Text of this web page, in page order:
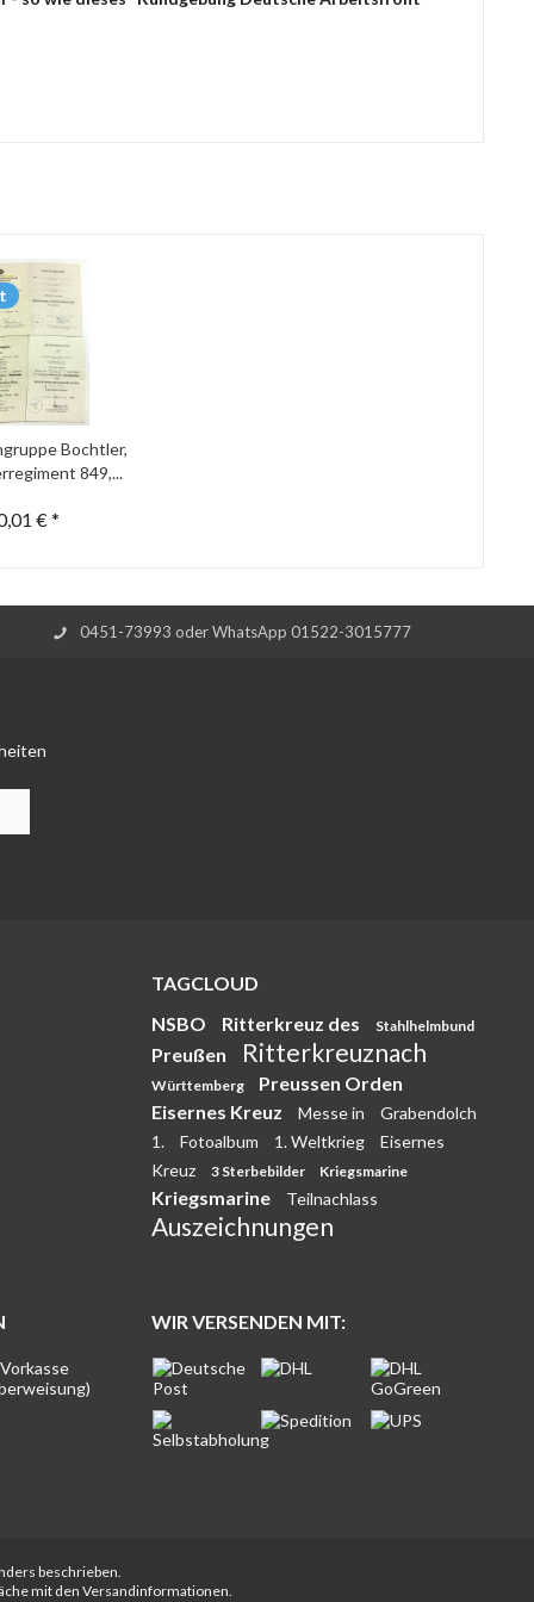
Bochtler,
849,...
€ *
0451-73993 oder WhatsApp 01522-3015777
TAGCLOUD
NSBO
Ritterkreuz des Stahlhelmbund
Preußen Ritterkreuznach
Württemberg
Preussen Orden
Eisernes Kreuz
Messe in
Grabendolch
1.
Fotoalbum 1. Weltkrieg
Eisernes
Kreuz
3 Sterbebilder Kriegsmarine
Kriegsmarine Teilnachlass
Auszeichnungen
WIR VERSENDEN MIT:
beschrieben.
mit den Versandinformationen.